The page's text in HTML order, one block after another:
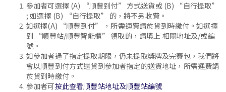
參加者可選擇 (A) “順豐到付” 方式送貨或 (B) “自行提取”
; 如選擇 (B) “自行提取” 的，將不另收費。
如選擇(A) “順豐到付” ，所需運費請於貨到時繳付。如選擇
到 “順豐站/順豐智能櫃” 領取的，請填上 相關地址及/或編
號。
如參加者過了指定提取期限，仍未提取獎牌及完賽包，我們將
會以順豐到付方式送貨到參加者指定的送貨地址，所需運費請
於貨到時繳付。
參加者可按此查看順豐站地址及順豐站編號